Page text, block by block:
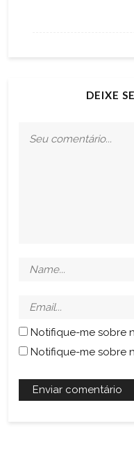
DEIXE
Notifique-me sobre
Notifique-me sobre